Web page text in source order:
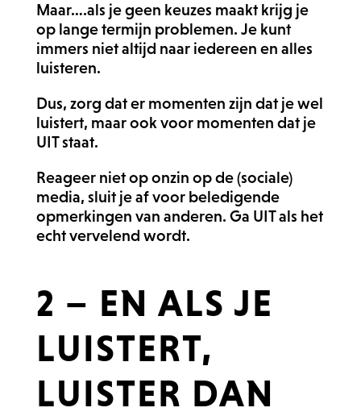
Maar….als je geen keuzes maakt krijg je
op lange termijn problemen. Je kunt
immers niet altijd naar iedereen en alles
luisteren.
Dus, zorg dat er momenten zijn dat je wel
luistert, maar ook voor momenten dat je
UIT staat.
Reageer niet op onzin op de (sociale)
media, sluit je af voor beledigende
opmerkingen van anderen. Ga UIT als het
echt vervelend wordt.
2 – EN ALS JE
LUISTERT,
LUISTER DAN